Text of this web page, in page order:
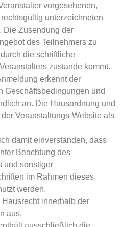
vorgesehenen,
unterzeichneten
Die Zusendung der
des Teilnehmers zu
die schriftliche
zustande kommt.
erkennt der
Geschäftsbedingungen und
an. Die Hausordnung und
Veranstaltungs-Website als
damit einverstanden, dass
Beachtung des
und sonstiger
im Rahmen dieses
werden.
innerhalb der
aus.